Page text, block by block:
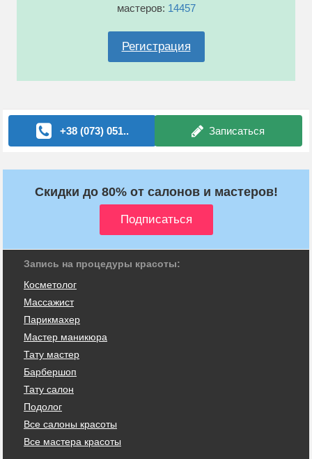
мастеров: 14457
Регистрация
+38 (073) 051.. Записаться
Скидки до 80% от салонов и мастеров!
Запись на процедуры красоты:
Косметолог
Массажист
Парикмахер
Мастер маникюра
Тату мастер
Барбершоп
Тату салон
Подолог
Все салоны красоты
Все мастера красоты